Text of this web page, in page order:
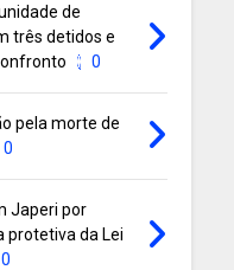
de
três detidos e
0
pela morte de
0
Japeri por
protetiva da Lei
0